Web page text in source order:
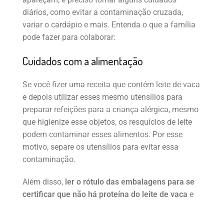
diários, como evitar a contaminação cruzada,
variar o cardápio e mais. Entenda o que a família
pode fazer para colaborar:
Cuidados com a alimentação
Se você fizer uma receita que contém leite de vaca
e depois utilizar esses mesmo utensílios para
preparar refeições para a criança alérgica, mesmo
que higienize esse objetos, os resquícios de leite
podem contaminar esses alimentos. Por esse
motivo, separe os utensílios para evitar essa
contaminação.
Além disso, ler o rótulo das embalagens para se
certificar que não há proteína do leite de vaca e